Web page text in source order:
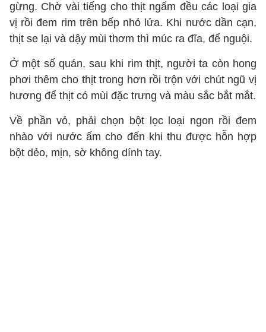
gừng. Chờ vài tiếng cho thịt ngấm đều các loại gia
vị rồi đem rim trên bếp nhỏ lửa. Khi nước dần cạn,
thịt se lại và dậy mùi thơm thì múc ra đĩa, để nguội.
Ở một số quán, sau khi rim thịt, người ta còn hong
phơi thêm cho thịt trong hơn rồi trộn với chút ngũ vị
hương để thịt có mùi đặc trưng và màu sắc bắt mắt.
Về phần vỏ, phải chọn bột lọc loại ngon rồi đem
nhào với nước ấm cho đến khi thu được hỗn hợp
bột dẻo, mịn, sờ không dính tay.